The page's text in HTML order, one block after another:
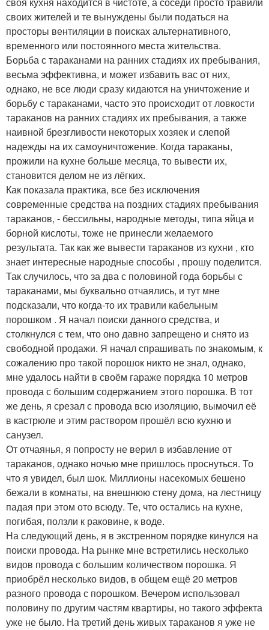
своих жителей и те вынуждены были податься на
просторы вентиляции в поисках альтернативного,
временного или постоянного места жительства.
Борьба с тараканами на ранних стадиях их пребывания,
весьма эффективна, и может избавить вас от них,
однако, не все люди сразу кидаются на уничтожение и
борьбу с тараканами, часто это происходит от ловкости
тараканов на ранних стадиях их пребывания, а также
наивной брезгливости некоторых хозяек и слепой
надежды на их самоуничтожение. Когда тараканы,
прожили на кухне больше месяца, то вывести их,
становится делом не из лёгких.
Как показала практика, все без исключения
современные средства на поздних стадиях пребывания
тараканов, - бессильны, народные методы, типа яйца и
борной кислоты, тоже не принесли желаемого
результата. Так как же вывести тараканов из кухни , кто
знает интересные народные способы , прошу поделится.
Так случилось, что за два с половиной года борьбы с
тараканами, мы буквально отчаялись, и тут мне
подсказали, что когда-то их травили кабельным
порошком . Я начал поиски данного средства, и
столкнулся с тем, что оно давно запрещено и снято из
свободной продажи. Я начал спрашивать по знакомым, к
сожалению про такой порошок никто не знал, однако,
мне удалось найти в своём гараже порядка 10 метров
провода с большим содержанием этого порошка. В тот
же день, я срезал с провода всю изоляцию, вымочил её
в кастрюле и этим раствором прошёл всю кухню и
санузел.
От отчаянья, я попросту не верил в избавление от
тараканов, однако ночью мне пришлось проснуться. То
что я увидел, был шок. Миллионы насекомых бешено
бежали в комнаты, на внешнюю стену дома, на лестницу
падая при этом ото всюду. Те, что остались на кухне,
погибая, ползли к раковине, к воде.
На следующий день, я в экстренном порядке кинулся на
поиски провода. На рынке мне встретились несколько
видов провода с большим количеством порошка. Я
приобрёл несколько видов, в общем ещё 20 метров
разного провода с порошком. Вечером использовал
половину по другим частям квартиры, но такого эффекта
уже не было. На третий день живых тараканов я уже не